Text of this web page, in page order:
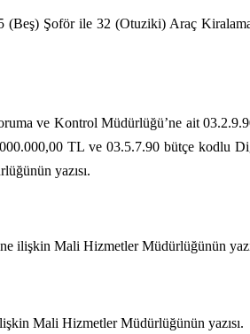
Şoför ile 32 (Otuziki) Araç Kiralama
ve Kontrol Müdürlüğü’ne ait
TL ve 03.5.7.90 bütçe kodlu
yazısı.
ilişkin Mali Hizmetler Müdürlüğünün
Mali Hizmetler Müdürlüğünün yazısı.